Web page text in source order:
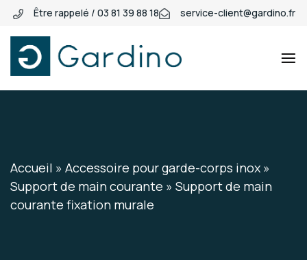
Être rappelé / 03 81 39 88 18 service-client@gardino.fr
Gardino
Gardino
Accueil » Accessoire pour garde-corps inox »
Support de main courante » Support de main
courante fixation murale